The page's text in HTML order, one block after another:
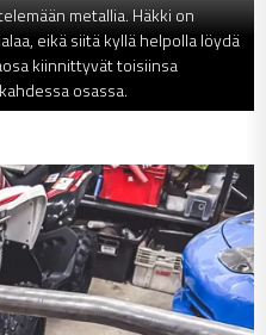
metallia. Häkki on
eikä siitä kyllä helpolla löydä
kiinnittyvät toisiinsa
osassa.